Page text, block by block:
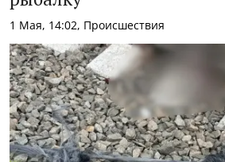
1 Мая, 14:02, Происшествия